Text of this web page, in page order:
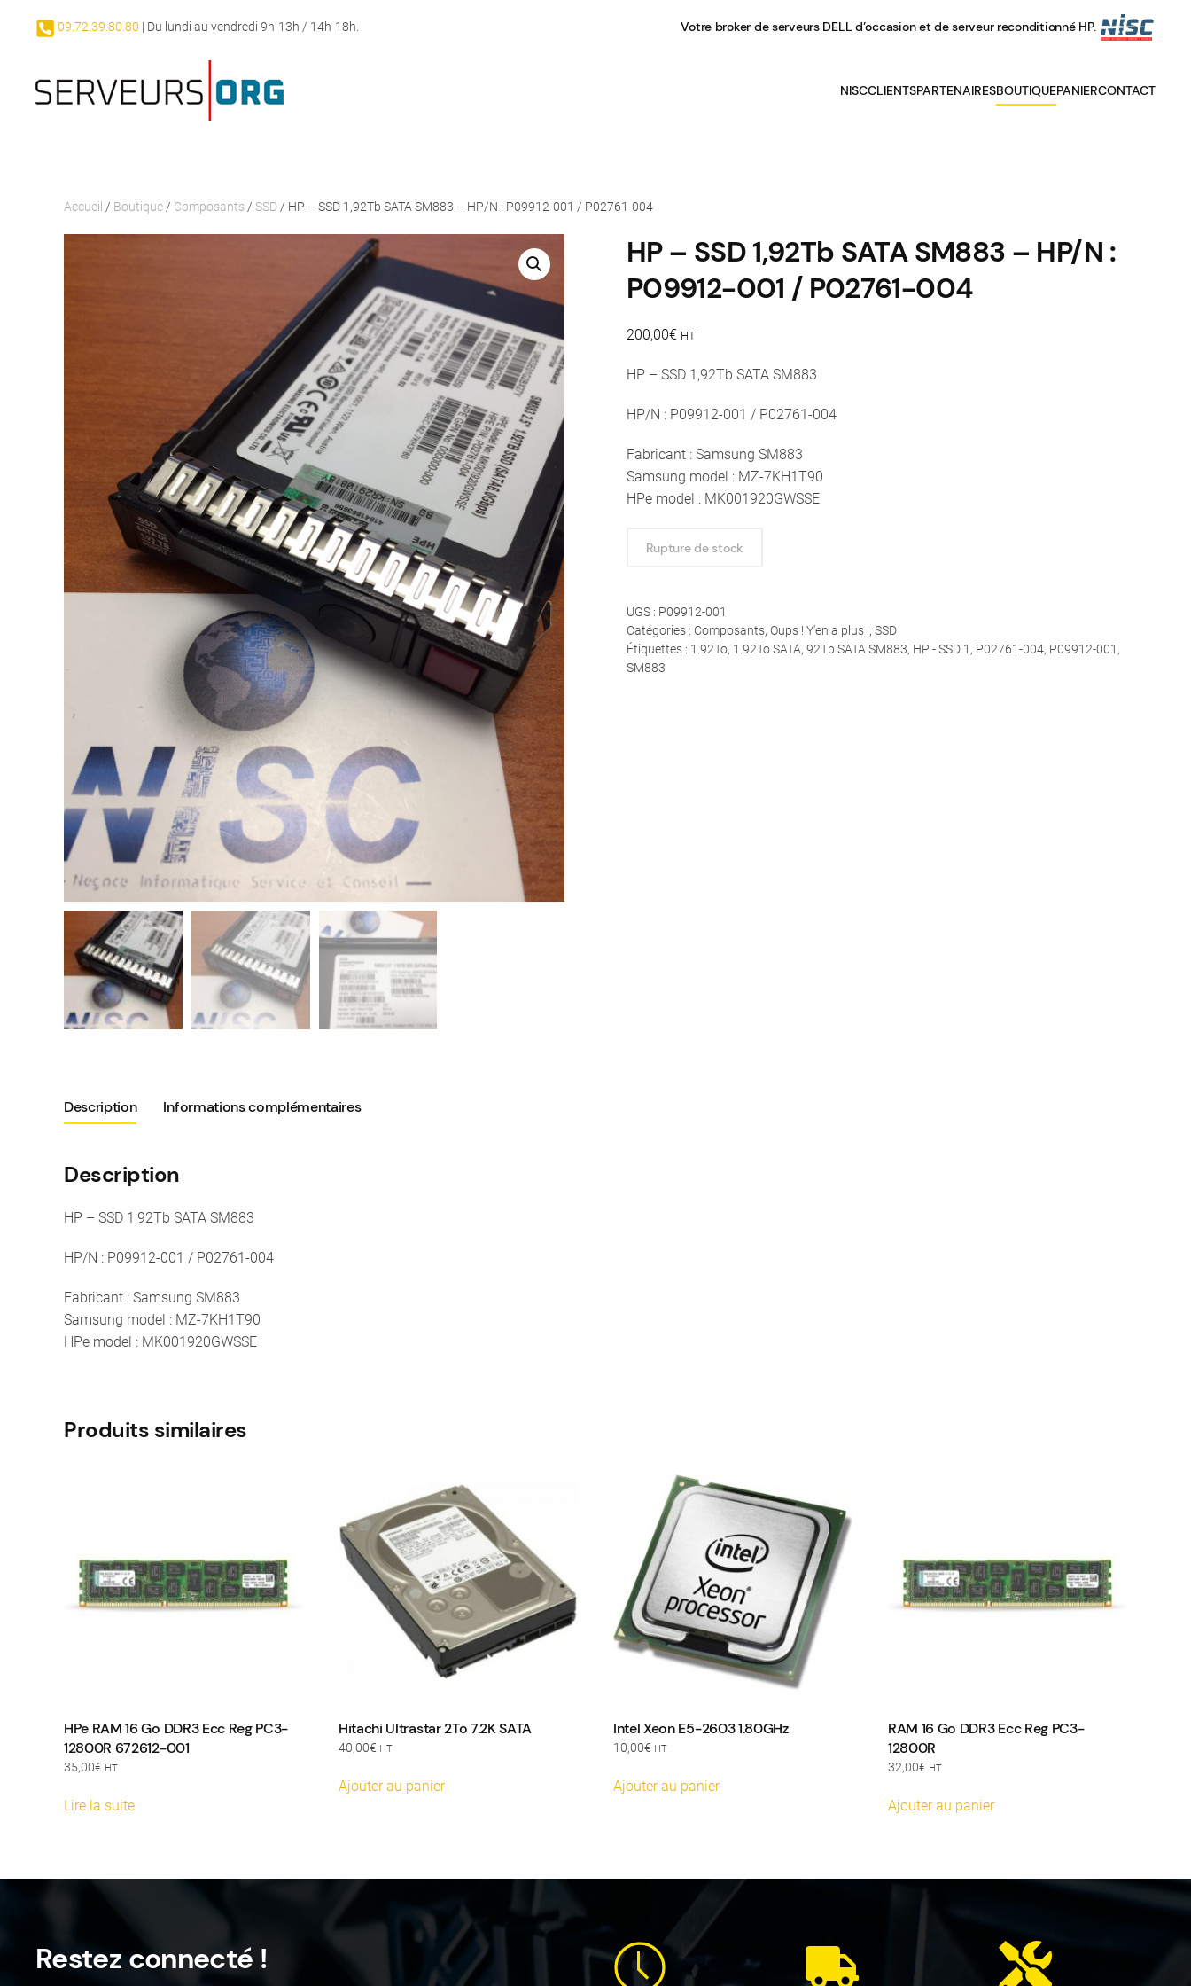
09.72.39.80.80 | Du lundi au vendredi 9h-13h / 14h-18h. Votre broker de serveurs DELL d’occasion et de serveur reconditionné HP.
NISCCLIENTSPARTENAIRESBOUTIQUEPANIERCONTACT
Accueil / Boutique / Composants / SSD / HP – SSD 1,92Tb SATA SM883 – HP/N : P09912-001 / P02761-004
HP – SSD 1,92Tb SATA SM883 – HP/N :
P09912-001 / P02761-004
200,00€ HT
HP – SSD 1,92Tb SATA SM883
HP/N : P09912-001 / P02761-004
Fabricant : Samsung SM883
Samsung model : MZ-7KH1T90
HPe model : MK001920GWSSE
Rupture de stock
UGS : P09912-001
Catégories : Composants, Oups ! Y'en a plus !, SSD
Étiquettes : 1.92To, 1.92To SATA, 92Tb SATA SM883, HP - SSD 1 , P02761-004, P09912-001 ,
SM883
Description Informations complémentaires
Description
HP – SSD 1,92Tb SATA SM883
HP/N : P09912-001 / P02761-004
Fabricant : Samsung SM883
Samsung model : MZ-7KH1T90
HPe model : MK001920GWSSE
Produits similaires
HPe RAM 16 Go DDR3 Ecc Reg PC3-
12800R 672612-001
35,00€ HT
Lire la suite
Hitachi Ultrastar 2To 7.2K SATA
40,00€ HT
Ajouter au panier
Intel Xeon E5-2603 1.80GHz
10,00€ HT
Ajouter au panier
RAM 16 Go DDR3 Ecc Reg PC3-
12800R
32,00€ HT
Ajouter au panier
Restez connecté !